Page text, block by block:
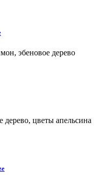
эбеновое дерево
дерево, цветы апельсина